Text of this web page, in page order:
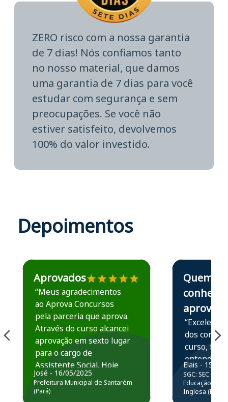
ZERO risco com a nossa garantia
de 7 dias! Nós confiamos tanto
no nosso material, que damos
uma garantia de 7 dias para você
estudar com segurança e sem
preocupações. Se você não
estiver satisfeito, devolvemos
100% do valor investido.
Depoimentos
Estudante José recomenda o Aprova Concursos em
Aprovados
“Meus agradecimentos
ao Aprova Concursos
pela parceria que aprova.
Através do curso alcancei
aprovação em sexto lugar
para o cargo de
Assistente Social. Hoje
estou atuando na
Prefeitura de Santarém.
José - 16/05/2025
Prefeitura Municipal de Santarém
(Pará)
Estudante Elais
Quem
conhece,
aprova
“Excelente
dos
curso,
entender e
prática
resolução
questões.”
Elais - 15/07/
SGC: SEC BA
Educação
Inglesa (Edital